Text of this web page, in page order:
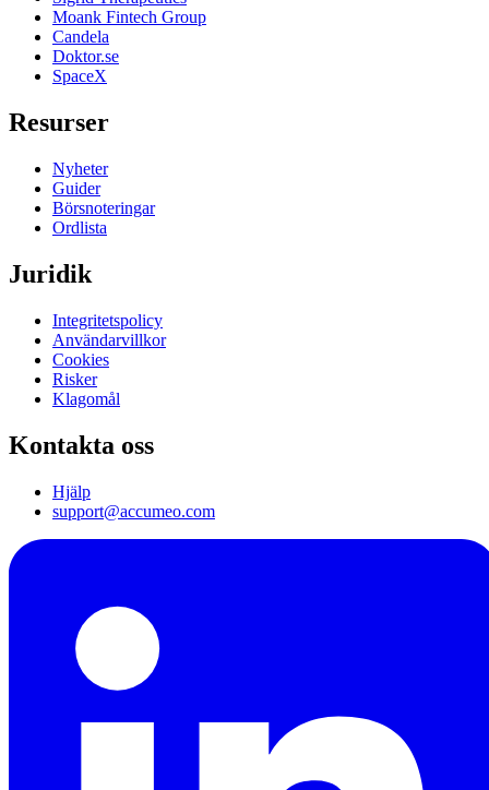
Moank Fintech Group
Candela
Doktor.se
SpaceX
Resurser
Nyheter
Guider
Börsnoteringar
Ordlista
Juridik
Integritetspolicy
Användarvillkor
Cookies
Risker
Klagomål
Kontakta oss
Hjälp
support@accumeo.com